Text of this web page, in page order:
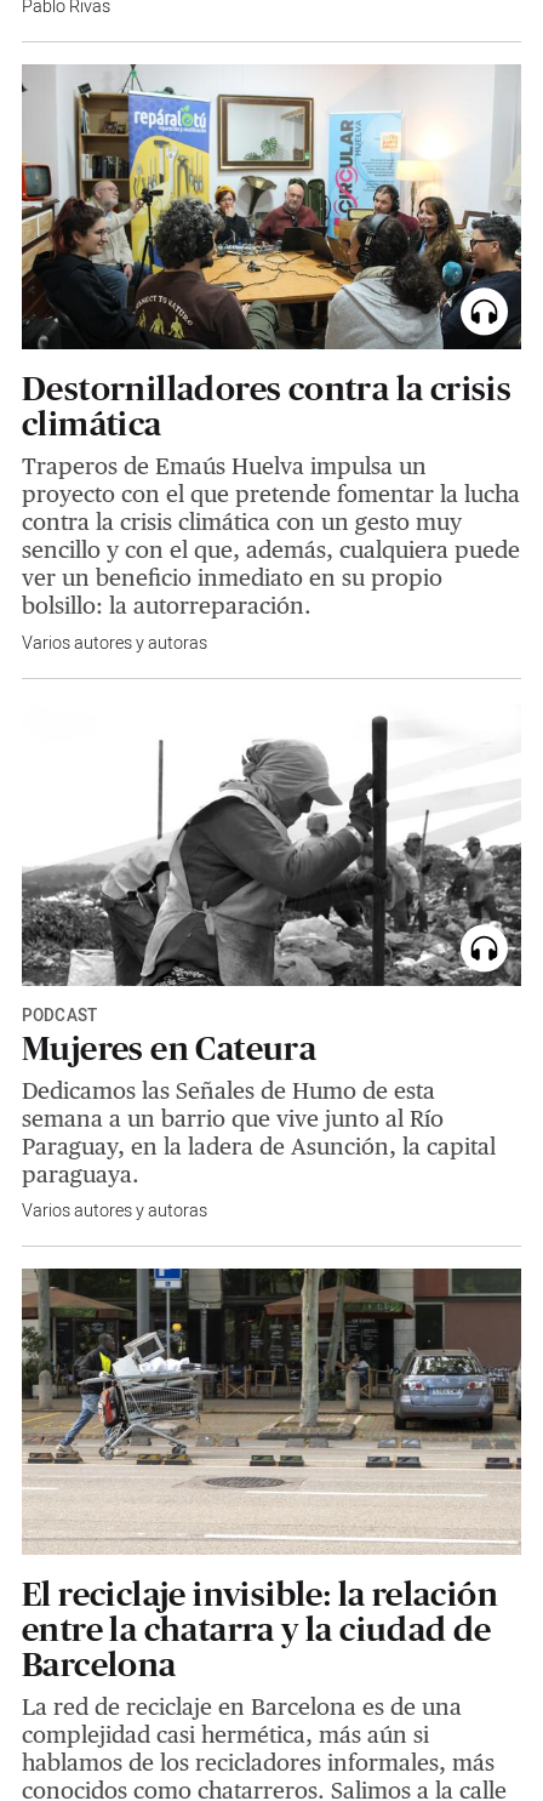
Pablo Rivas
Destornilladores contra la crisis
climática
Traperos de Emaús Huelva impulsa un
proyecto con el que pretende fomentar la lucha
contra la crisis climática con un gesto muy
sencillo y con el que, además, cualquiera puede
ver un beneficio inmediato en su propio
bolsillo: la autorreparación.
Varios autores y autoras
PODCAST
Mujeres en Cateura
Dedicamos las Señales de Humo de esta
semana a un barrio que vive junto al Río
Paraguay, en la ladera de Asunción, la capital
paraguaya.
Varios autores y autoras
El reciclaje invisible: la relación
entre la chatarra y la ciudad de
Barcelona
La red de reciclaje en Barcelona es de una
complejidad casi hermética, más aún si
hablamos de los recicladores informales, más
conocidos como chatarreros. Salimos a la calle